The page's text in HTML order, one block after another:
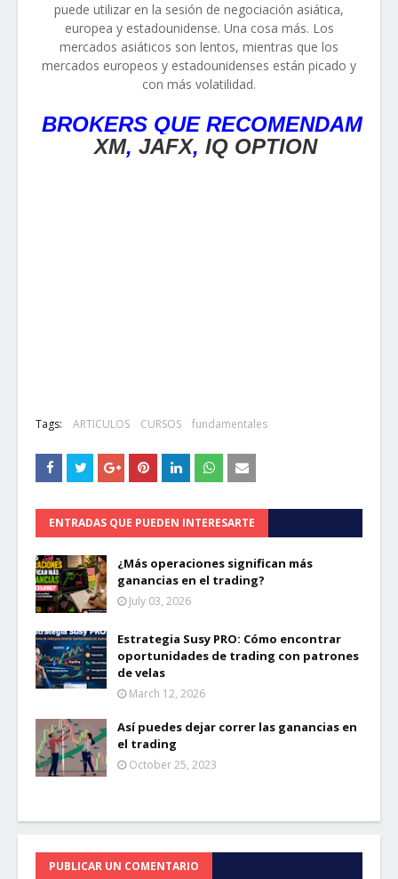
puede utilizar en la sesión de negociación asiática,
europea y estadounidense. Una cosa más. Los
mercados asiáticos son lentos, mientras que los
mercados europeos y estadounidenses están picado y
con más volatilidad.
BROKERS QUE RECOMENDAM
XM, JAFX, IQ OPTION
Tags: ARTICULOS CURSOS fundamentales
ENTRADAS QUE PUEDEN INTERESARTE
¿Más operaciones significan más
ganancias en el trading?
July 03, 2026
Estrategia Susy PRO: Cómo encontrar
oportunidades de trading con patrones
de velas
March 12, 2026
Así puedes dejar correr las ganancias en
el trading
October 25, 2023
PUBLICAR UN COMENTARIO